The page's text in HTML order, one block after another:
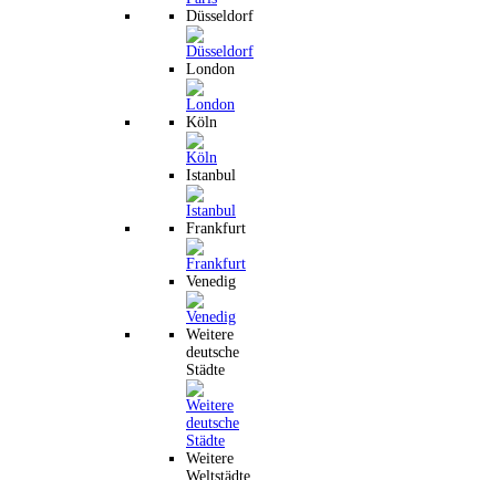
Düsseldorf
London
Köln
Istanbul
Frankfurt
Venedig
Weitere
deutsche
Städte
Weitere
Weltstädte